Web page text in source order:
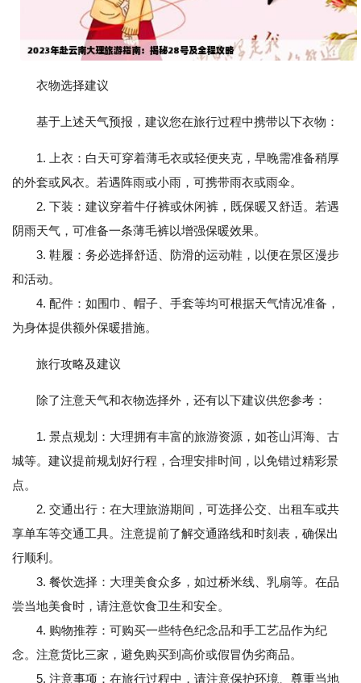
衣物选择建议
基于上述天气预报，建议您在旅行过程中携带以下衣物：
1. 上衣：白天可穿着薄毛衣或轻便夹克，早晚需准备稍厚
的外套或风衣。若遇阵雨或小雨，可携带雨衣或雨伞。
2. 下装：建议穿着牛仔裤或休闲裤，既保暖又舒适。若遇
阴雨天气，可准备一条薄毛裤以增强保暖效果。
3. 鞋履：务必选择舒适、防滑的运动鞋，以便在景区漫步
和活动。
4. 配件：如围巾、帽子、手套等均可根据天气情况准备，
为身体提供额外保暖措施。
旅行攻略及建议
除了注意天气和衣物选择外，还有以下建议供您参考：
1. 景点规划：大理拥有丰富的旅游资源，如苍山洱海、古
城等。建议提前规划好行程，合理安排时间，以免错过精彩景
点。
2. 交通出行：在大理旅游期间，可选择公交、出租车或共
享单车等交通工具。注意提前了解交通路线和时刻表，确保出
行顺利。
3. 餐饮选择：大理美食众多，如过桥米线、乳扇等。在品
尝当地美食时，请注意饮食卫生和安全。
4. 购物推荐：可购买一些特色纪念品和手工艺品作为纪
念。注意货比三家，避免购买到高价或假冒伪劣商品。
5. 注意事项：在旅行过程中，请注意保护环境、尊重当地